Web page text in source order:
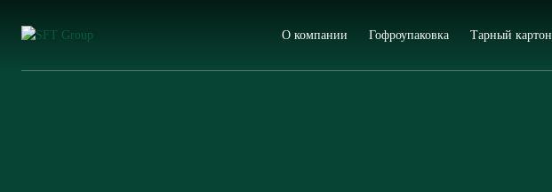
О компании Гофроупаковка Тарный картон